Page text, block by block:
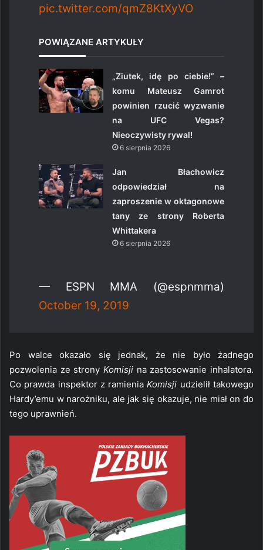
pic.twitter.com/qmZ8KtXyVO
POWIĄZANE ARTYKUŁY
„Ziutek, idę po ciebie!” –
komu Mateusz Gamrot
powinien rzucić wyzwanie
na UFC Vegas?
Nieoczywisty rywal!
6 sierpnia 2026
Jan Błachowicz
odpowiedział na
zaproszenie w oktagonowe
tany ze strony Roberta
Whittakera
6 sierpnia 2026
— ESPN MMA (@espnmma)
October 19, 2019
Po walce okazało się jednak, że nie było żadnego
pozwolenia ze strony Komisji na zastosowanie inhalatora.
Co prawda inspektor z ramieniaKomisji udzielił takowego
Hardy’emu w narożniku, ale jak się okazuje, nie miał on do
tego uprawnień.